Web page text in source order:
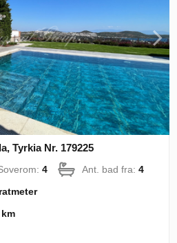
Tyrkia Nr. 179225
4 Ant. bad fra:4
km